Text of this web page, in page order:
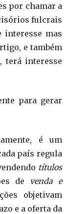
por chamar a
fulcrais
interesse mas
e também
terá interesse
para gerar
é um
país regula
títulos
de
venda e
objetivam
e a oferta da